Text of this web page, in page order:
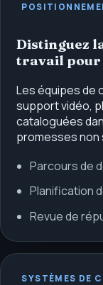
Distinguez
travail pour
Les équipes de
support vidéo,
cataloguées
promesses
Parcours de
Planification
Revue de
SYSTÈMES DE